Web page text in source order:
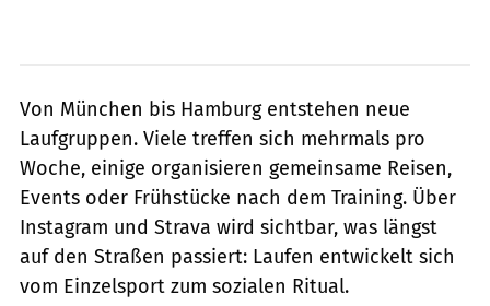
Von München bis Hamburg entstehen neue
Laufgruppen. Viele treffen sich mehrmals pro
Woche, einige organisieren gemeinsame Reisen,
Events oder Frühstücke nach dem Training. Über
Instagram und Strava wird sichtbar, was längst
auf den Straßen passiert: Laufen entwickelt sich
vom Einzelsport zum sozialen Ritual.